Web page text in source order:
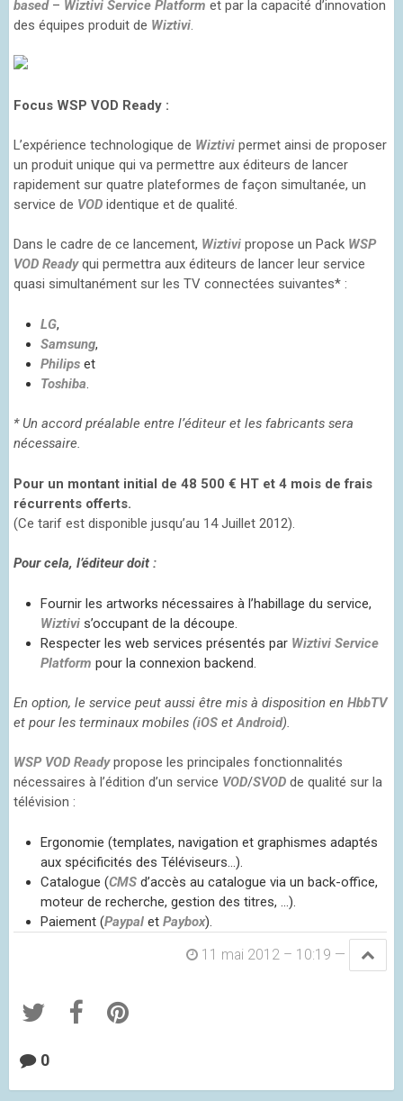
based– Wiztivi Service Platform et par la capacité d’innovation
des équipes produit de Wiztivi.
Focus WSP VOD Ready :
L’expérience technologique de Wiztivi permet ainsi de proposer
un produit unique qui va permettre aux éditeurs de lancer
rapidement sur quatre plateformes de façon simultanée, un
service de VOD identique et de qualité.
Dans le cadre de ce lancement, Wiztivi propose un Pack WSP
VOD Readyqui permettra aux éditeurs de lancer leur service
quasi simultanément sur les TV connectées suivantes* :
LG,
Samsung,
Philips et
Toshiba.
* Un accord préalable entre l’éditeur et les fabricants sera
nécessaire.
Pour un montant initial de 48 500 € HT et 4 mois de frais
récurrents offerts.
(Ce tarif est disponible jusqu’au 14 Juillet 2012).
Pour cela, l’éditeur doit :
Fournir les artworks nécessaires à l’habillage du service,
Wiztivi s’occupant de la découpe.
Respecter les web services présentés par Wiztivi Service
Platform pour la connexion backend.
En option, le service peut aussi être mis à disposition en HbbTV
et pour les terminaux mobiles (iOS etAndroid).
WSP VOD Readypropose les principales fonctionnalités
nécessaires à l’édition d’un service VOD/SVOD de qualité sur la
télévision :
Ergonomie (templates, navigation et graphismes adaptés
aux spécificités des Téléviseurs…).
Catalogue (CMS d’accès au catalogue via un back-office,
moteur de recherche, gestion des titres, …).
Paiement (Paypal et Paybox).
11 mai 2012 – 10:19 —
0